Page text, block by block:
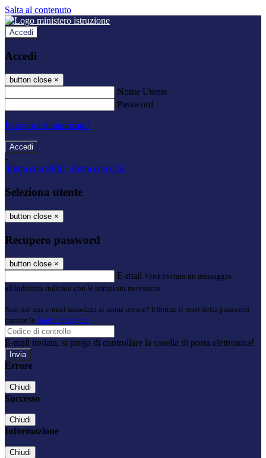
Salta al contenuto
Accedi
Accedi
button close ×
Nome Utente
Password
Password dimenticata?
-
Entra con SPID Entra con CIE
Seleziona utente
button close ×
Recupero password
button close ×
E-mail Verrà inviato un messaggio
all'indirizzo indicato con le istruzioni necessarie.
Non hai una e-mail associata al nome utente? Effettua il reset della password
tramite la Login Spaggiari
E-mail inviata, si prega di controllare la casella di posta elettronica!
Errore
Chiudi
Successo
Chiudi
Informazione
Chiudi